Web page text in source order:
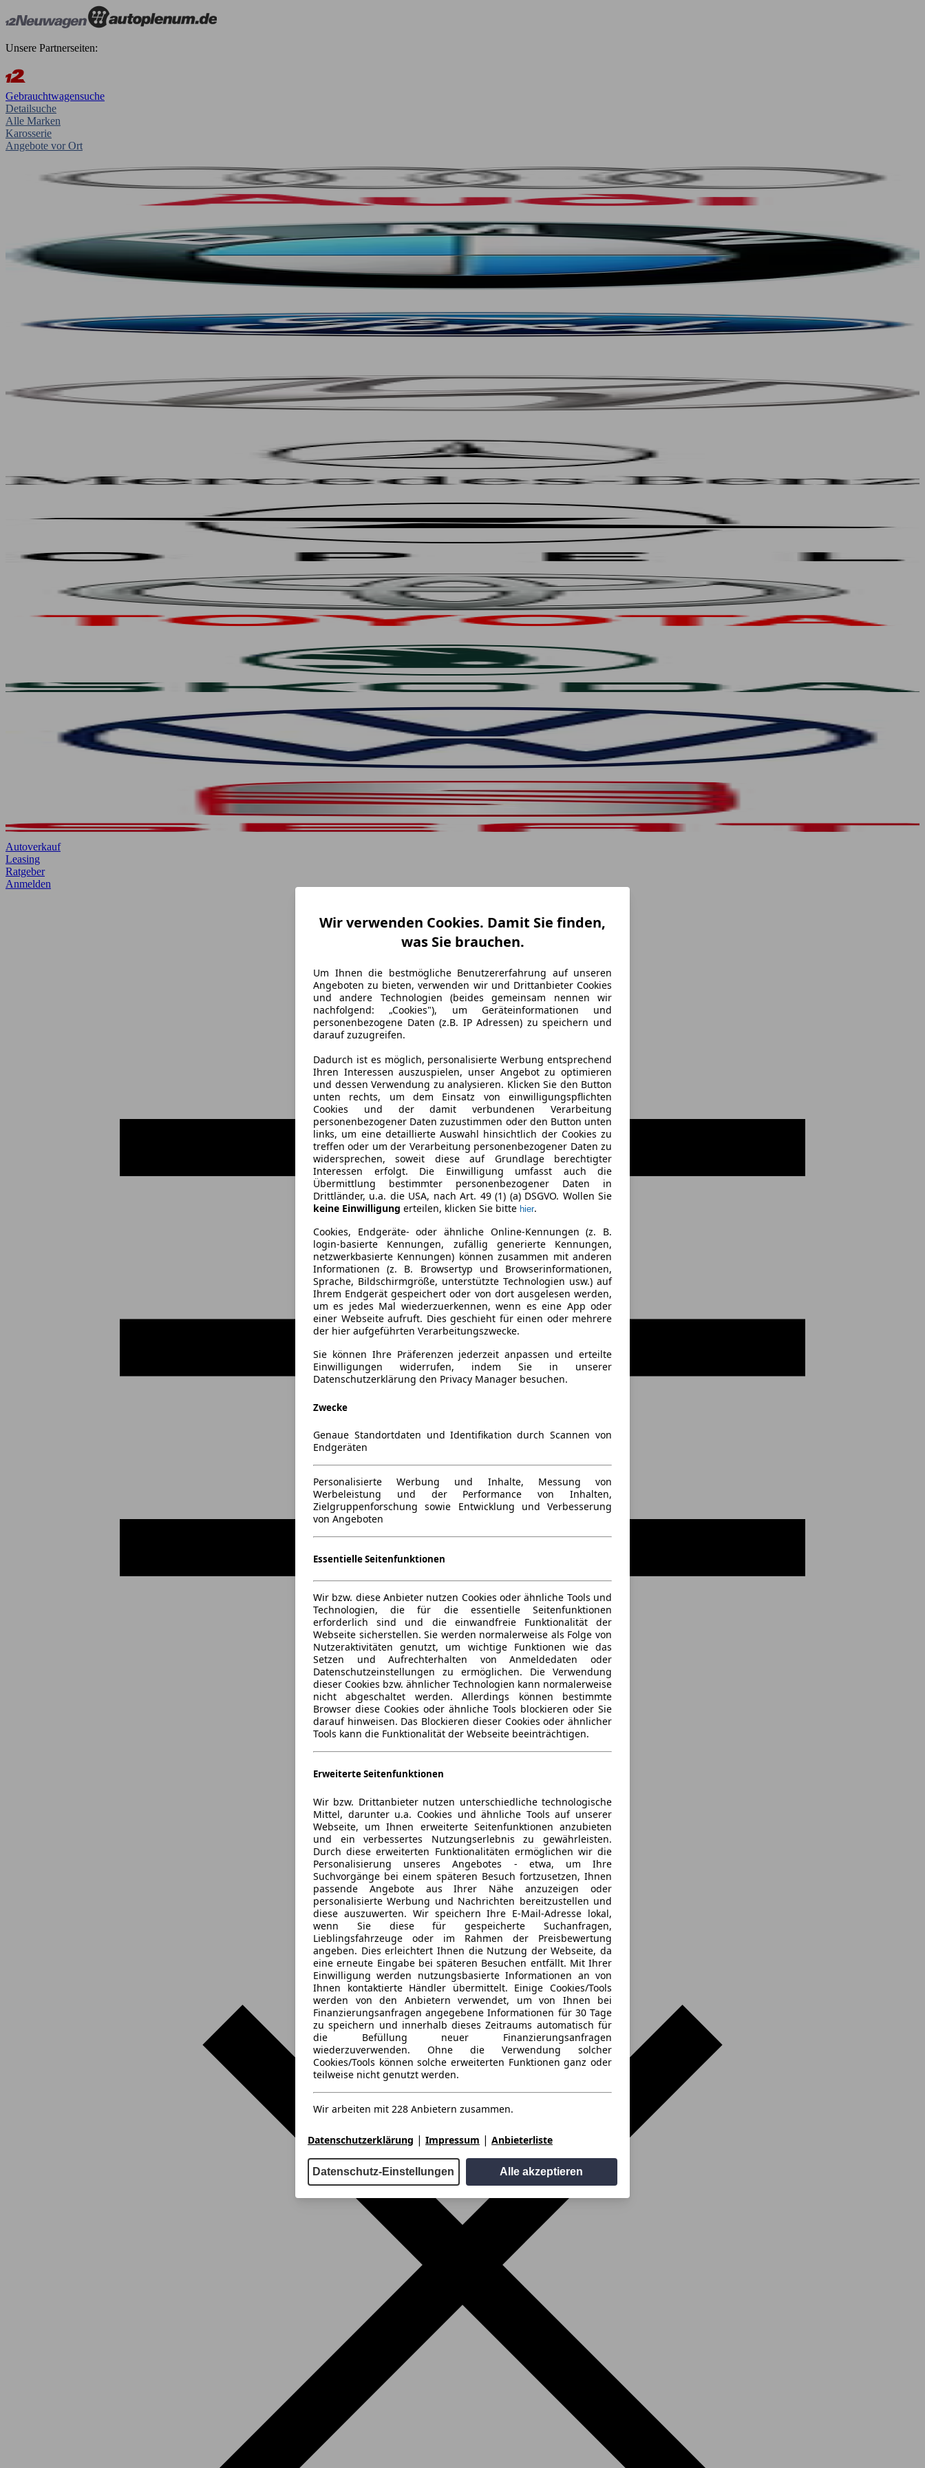
Unsere Partnerseiten:
Gebrauchtwagensuche
Detailsuche
Alle Marken
Karosserie
Angebote vor Ort
Autoverkauf
Leasing
Ratgeber
Anmelden
Wir verwenden Cookies. Damit Sie finden,
was Sie brauchen.
Um Ihnen die bestmögliche Benutzererfahrung auf unseren
Angeboten zu bieten, verwenden wir und Drittanbieter Cookies
und andere Technologien (beides gemeinsam nennen wir
nachfolgend: „Cookies"), um Geräteinformationen und
personenbezogene Daten (z.B. IP Adressen) zu speichern und
darauf zuzugreifen.
Dadurch ist es möglich, personalisierte Werbung entsprechend
Ihren Interessen auszuspielen, unser Angebot zu optimieren
und dessen Verwendung zu analysieren. Klicken Sie den Button
unten rechts, um dem Einsatz von einwilligungspflichten
Cookies und der damit verbundenen Verarbeitung
personenbezogener Daten zuzustimmen oder den Button unten
links, um eine detaillierte Auswahl hinsichtlich der Cookies zu
treffen oder um der Verarbeitung personenbezogener Daten zu
widersprechen, soweit diese auf Grundlage berechtigter
Interessen erfolgt. Die Einwilligung umfasst auch die
Übermittlung bestimmter personenbezogener Daten in
Drittländer, u.a. die USA, nach Art. 49 (1) (a) DSGVO. Wollen Sie
keine Einwilligung erteilen, klicken Sie bitte hier.
Cookies, Endgeräte- oder ähnliche Online-Kennungen (z. B.
login-basierte Kennungen, zufällig generierte Kennungen,
netzwerkbasierte Kennungen) können zusammen mit anderen
Informationen (z. B. Browsertyp und Browserinformationen,
Sprache, Bildschirmgröße, unterstützte Technologien usw.) auf
Ihrem Endgerät gespeichert oder von dort ausgelesen werden,
um es jedes Mal wiederzuerkennen, wenn es eine App oder
einer Webseite aufruft. Dies geschieht für einen oder mehrere
der hier aufgeführten Verarbeitungszwecke.
Sie können Ihre Präferenzen jederzeit anpassen und erteilte
Einwilligungen widerrufen, indem Sie in unserer
Datenschutzerklärung den Privacy Manager besuchen.
Zwecke
Genaue Standortdaten und Identifikation durch Scannen von
Endgeräten
Personalisierte Werbung und Inhalte, Messung von
Werbeleistung und der Performance von Inhalten,
Zielgruppenforschung sowie Entwicklung und Verbesserung
von Angeboten
Essentielle Seitenfunktionen
Wir bzw. diese Anbieter nutzen Cookies oder ähnliche Tools und
Technologien, die für die essentielle Seitenfunktionen
erforderlich sind und die einwandfreie Funktionalität der
Webseite sicherstellen. Sie werden normalerweise als Folge von
Nutzeraktivitäten genutzt, um wichtige Funktionen wie das
Setzen und Aufrechterhalten von Anmeldedaten oder
Datenschutzeinstellungen zu ermöglichen. Die Verwendung
dieser Cookies bzw. ähnlicher Technologien kann normalerweise
nicht abgeschaltet werden. Allerdings können bestimmte
Browser diese Cookies oder ähnliche Tools blockieren oder Sie
darauf hinweisen. Das Blockieren dieser Cookies oder ähnlicher
Tools kann die Funktionalität der Webseite beeinträchtigen.
Erweiterte Seitenfunktionen
Wir bzw. Drittanbieter nutzen unterschiedliche technologische
Mittel, darunter u.a. Cookies und ähnliche Tools auf unserer
Webseite, um Ihnen erweiterte Seitenfunktionen anzubieten
und ein verbessertes Nutzungserlebnis zu gewährleisten.
Durch diese erweiterten Funktionalitäten ermöglichen wir die
Personalisierung unseres Angebotes - etwa, um Ihre
Suchvorgänge bei einem späteren Besuch fortzusetzen, Ihnen
passende Angebote aus Ihrer Nähe anzuzeigen oder
personalisierte Werbung und Nachrichten bereitzustellen und
diese auszuwerten. Wir speichern Ihre E-Mail-Adresse lokal,
wenn Sie diese für gespeicherte Suchanfragen,
Lieblingsfahrzeuge oder im Rahmen der Preisbewertung
angeben. Dies erleichtert Ihnen die Nutzung der Webseite, da
eine erneute Eingabe bei späteren Besuchen entfällt. Mit Ihrer
Einwilligung werden nutzungsbasierte Informationen an von
Ihnen kontaktierte Händler übermittelt. Einige Cookies/Tools
werden von den Anbietern verwendet, um von Ihnen bei
Finanzierungsanfragen angegebene Informationen für 30 Tage
zu speichern und innerhalb dieses Zeitraums automatisch für
die Befüllung neuer Finanzierungsanfragen
wiederzuverwenden. Ohne die Verwendung solcher
Cookies/Tools können solche erweiterten Funktionen ganz oder
teilweise nicht genutzt werden.
Wir arbeiten mit 228 Anbietern zusammen.
Datenschutzerklärung | Impressum | Anbieterliste
Datenschutz-Einstellungen Alle akzeptieren